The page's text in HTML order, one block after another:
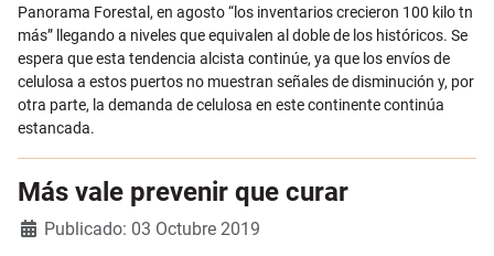
Panorama Forestal, en agosto “los inventarios crecieron 100 kilo tn
más” llegando a niveles que equivalen al doble de los históricos. Se
espera que esta tendencia alcista continúe, ya que los envíos de
celulosa a estos puertos no muestran señales de disminución y, por
otra parte, la demanda de celulosa en este continente continúa
estancada.
Más vale prevenir que curar
Detalles
Publicado: 03 Octubre 2019